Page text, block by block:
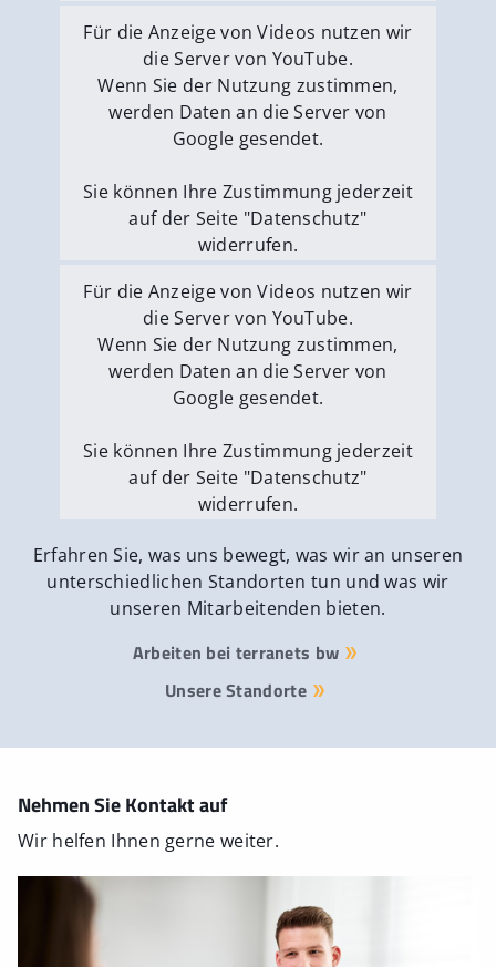
Externe Medien erlauben
Für die Anzeige von Videos nutzen wir
die Server von YouTube.
Wenn Sie der Nutzung zustimmen,
werden Daten an die Server von
Google gesendet.
Sie können Ihre Zustimmung jederzeit
auf der Seite "Datenschutz"
widerrufen.
Externe Medien erlauben
Für die Anzeige von Videos nutzen wir
die Server von YouTube.
Wenn Sie der Nutzung zustimmen,
werden Daten an die Server von
Google gesendet.
Sie können Ihre Zustimmung jederzeit
auf der Seite "Datenschutz"
widerrufen.
Externe Medien erlauben
Erfahren Sie, was uns bewegt, was wir an unseren
unterschiedlichen Standorten tun und was wir
unseren Mitarbeitenden bieten.
Arbeiten bei terranets bw
Unsere Standorte
Nehmen Sie Kontakt auf
Wir helfen Ihnen gerne weiter.